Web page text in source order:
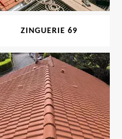
ZINGUERIE 69